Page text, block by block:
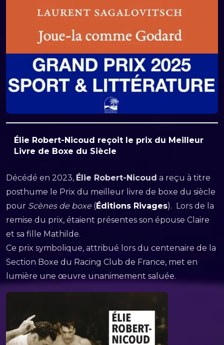
Élie Robert-Nicoud reçoit le prix du Meilleur
Livre de Boxe du Siècle
Décédé en 2023, Élie Robert-Nicoud a reçu à titre
posthume le Prix du meilleur livre de boxe du siècle
pour Scènes de boxe (Éditions Rivages). Lors de la
remise du prix, étaient présentes son épouse Claire
et sa fille Mathilde.
Ce prix symbolique, attribué lors du centenaire de la
Section Boxe du Racing Club de France, met en
lumière une œuvre unanimement saluée.